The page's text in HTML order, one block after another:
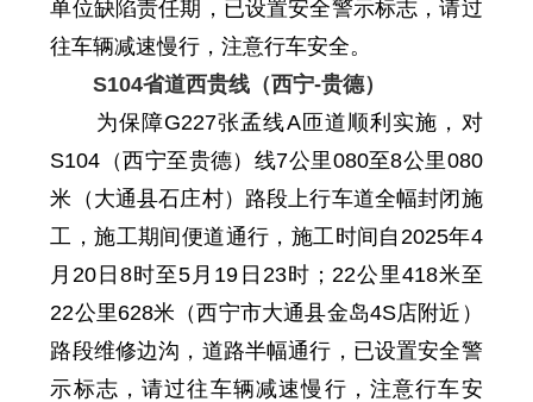
单位缺陷责任期，已设置安全警示标志，请过
往车辆减速慢行，注意行车安全。
S104省道西贵线（西宁-贵德）
为保障G227张孟线A匝道顺利实施，对
S104（西宁至贵德）线7公里080至8公里080
米 （大通县石庄村）路段上行车道全幅封闭施
工，施工期间便道通行 ， 施工时间自 2025年4
月20日8时至5月19日23时 ； 22公里418米至
22公里628米 （西宁市大通县金岛4S店附近）
路段维修边沟，道路半幅通行， 已设置安全警
示标志，请过往车辆减速慢行，注意行车安